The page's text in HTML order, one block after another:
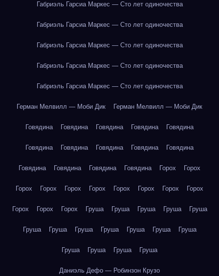
Габриэль Гарсиа Маркес — Сто лет одиночества
Габриэль Гарсиа Маркес — Сто лет одиночества
Габриэль Гарсиа Маркес — Сто лет одиночества
Габриэль Гарсиа Маркес — Сто лет одиночества
Габриэль Гарсиа Маркес — Сто лет одиночества
Герман Мелвилл — Моби Дик Герман Мелвилл — Моби Дик
Говядина Говядина Говядина Говядина Говядина
Говядина Говядина Говядина Говядина Говядина
Говядина Говядина Говядина Говядина Горох Горох
Горох Горох Горох Горох Горох Горох Горох Горох
Горох Горох Горох Груша Груша Груша Груша Груша
Груша Груша Груша Груша Груша Груша Груша
Груша Груша Груша Груша
Даниэль Дефо — Робинзон Крузо